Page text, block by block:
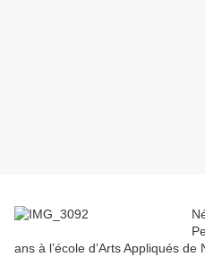
ans à l’école d’Arts Appliqués